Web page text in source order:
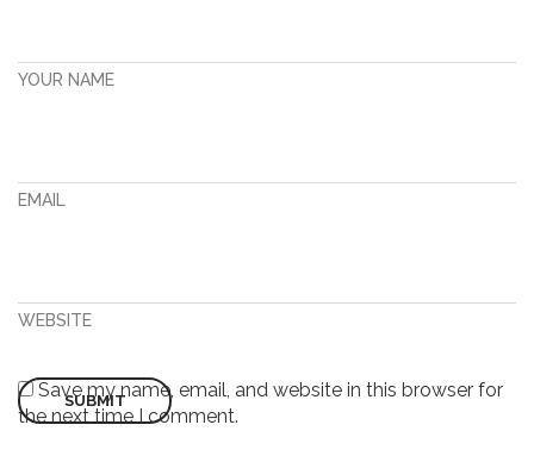
YOUR NAME
EMAIL
WEBSITE
Save my name, email, and website in this browser for
the next time I comment.